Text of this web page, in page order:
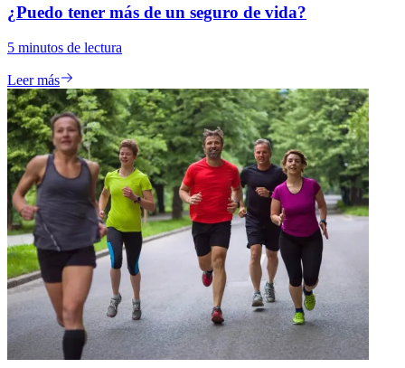
¿Puedo tener más de un seguro de vida?
5 minutos de lectura
Leer más